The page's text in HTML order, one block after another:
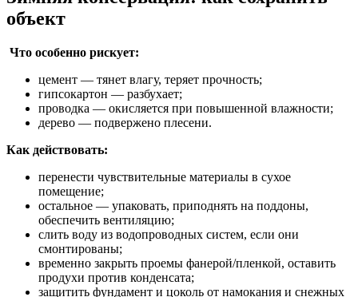
объект
Что особенно рискует:
цемент — тянет влагу, теряет прочность;
гипсокартон — разбухает;
проводка — окисляется при повышенной влажности;
дерево — подвержено плесени.
Как действовать:
перенести чувствительные материалы в сухое
помещение;
остальное — упаковать, приподнять на поддоны,
обеспечить вентиляцию;
слить воду из водопроводных систем, если они
смонтированы;
временно закрыть проемы фанерой/пленкой, оставить
продухи против конденсата;
защитить фундамент и цоколь от намокания и снежных